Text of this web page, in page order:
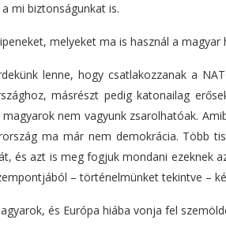
mi biztonságunkat is.
melyeket ma is használ a
lenne, hogy csatlakozzanak a
másrészt pedig katonailag
nem vagyunk zsarolhatóak.
ma már nem demokrácia. Több
és azt is meg fogjuk mondani ezeknek
– történelmünket tekintve –
és Európa hiába vonja fel